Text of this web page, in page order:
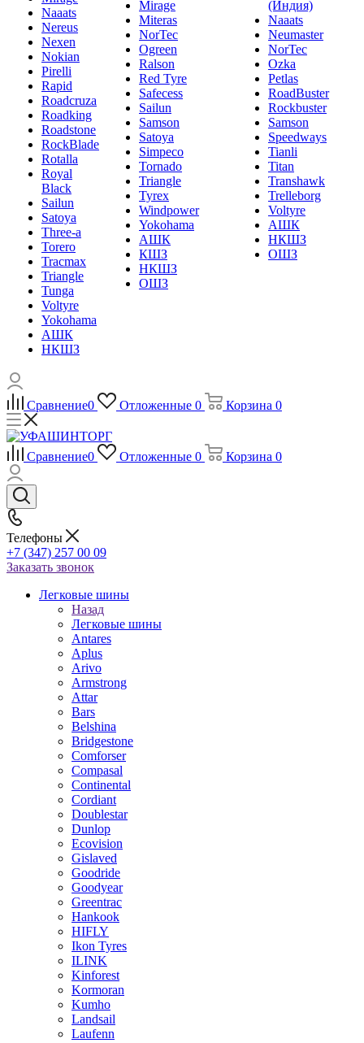
Naaats
Nereus
Nexen
Nokian
Pirelli
Rapid
Roadcruza
Roadking
Roadstone
RockBlade
Rotalla
Royal
Black
Sailun
Satoya
Three-a
Torero
Tracmax
Triangle
Tunga
Voltyre
Yokohama
АШК
НКШЗ
Mirage
Miteras
NorTec
Ogreen
Ralson
Red Tyre
Safecess
Sailun
Samson
Satoya
Simpeco
Tornado
Triangle
Tyrex
Windpower
Yokohama
АШК
КШЗ
НКШЗ
ОШЗ
(Индия)
Naaats
Neumaster
NorTec
Ozka
Petlas
RoadBuster
Rockbuster
Samson
Speedways
Tianli
Titan
Transhawk
Trelleborg
Voltyre
АШК
НКШЗ
ОШЗ
Сравнение0 Отложенные 0 Корзина 0
Сравнение0 Отложенные 0 Корзина 0
Телефоны
+7 (347) 257 00 09
Заказать звонок
Легковые шины
Назад
Легковые шины
Antares
Aplus
Arivo
Armstrong
Attar
Bars
Belshina
Bridgestone
Comforser
Compasal
Continental
Cordiant
Doublestar
Dunlop
Ecovision
Gislaved
Goodride
Goodyear
Greentrac
Hankook
HIFLY
Ikon Tyres
ILINK
Kinforest
Kormoran
Kumho
Landsail
Laufenn